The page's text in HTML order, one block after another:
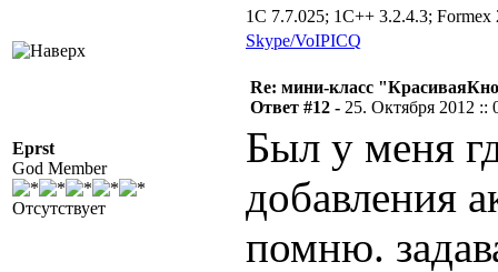
1C 7.7.025; 1C++ 3.2.4.3; Formex
Skype/VoIPICQ
Eprst
God Member
Отсутствует
Re: мини-класс
Ответ #12 - 25. Октября 2012 ::
Был у меня
добавления
помню.